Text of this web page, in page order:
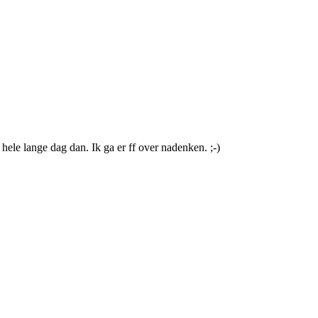
lange dag dan. Ik ga er ff over nadenken. ;-)